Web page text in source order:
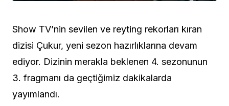
Show TV’nin sevilen ve reyting rekorları kıran
dizisi Çukur, yeni sezon hazırlıklarına devam
ediyor. Dizinin merakla beklenen 4. sezonunun
3. fragmanı da geçtiğimiz dakikalarda
yayımlandı.